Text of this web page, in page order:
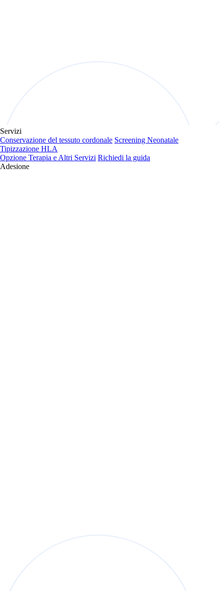
Servizi
Conservazione del tessuto cordonale Screening Neonatale
Tipizzazione HLA
Opzione Terapia e Altri Servizi Richiedi la guida
Adesione